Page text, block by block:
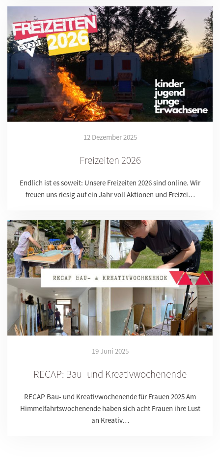
12 Dezember 2025
Freizeiten 2026
Endlich ist es soweit: Unsere Freizeiten 2026 sind online. Wir
freuen uns riesig auf ein Jahr voll Aktionen und Freizei…
19 Juni 2025
RECAP: Bau- und Kreativwochenende
RECAP Bau- und Kreativwochenende für Frauen 2025 Am
Himmelfahrtswochenende haben sich acht Frauen ihre Lust
an Kreativ…